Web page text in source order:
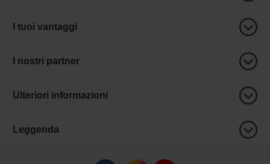
I tuoi vantaggi
I nostri partner
Ulteriori informazioni
Leggenda